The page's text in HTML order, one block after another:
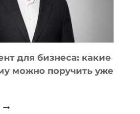
для бизнеса: какие
можно поручить уже
ИИ-